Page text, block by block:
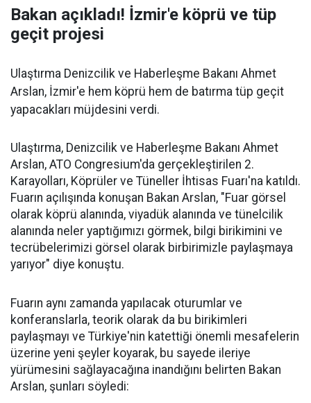
Bakan açıkladı! İzmir'e köprü ve tüp
geçit projesi
Ulaştırma Denizcilik ve Haberleşme Bakanı Ahmet
Arslan, İzmir'e hem köprü hem de batırma tüp geçit
yapacakları müjdesini verdi.
Ulaştırma, Denizcilik ve Haberleşme Bakanı Ahmet
Arslan, ATO Congresium'da gerçekleştirilen 2.
Karayolları, Köprüler ve Tüneller İhtisas Fuarı'na katıldı.
Fuarın açılışında konuşan Bakan Arslan, "Fuar görsel
olarak köprü alanında, viyadük alanında ve tünelcilik
alanında neler yaptığımızı görmek, bilgi birikimini ve
tecrübelerimizi görsel olarak birbirimizle paylaşmaya
yarıyor" diye konuştu.
Fuarın aynı zamanda yapılacak oturumlar ve
konferanslarla, teorik olarak da bu birikimleri
paylaşmayı ve Türkiye'nin katettiği önemli mesafelerin
üzerine yeni şeyler koyarak, bu sayede ileriye
yürümesini sağlayacağına inandığını belirten Bakan
Arslan, şunları söyledi: